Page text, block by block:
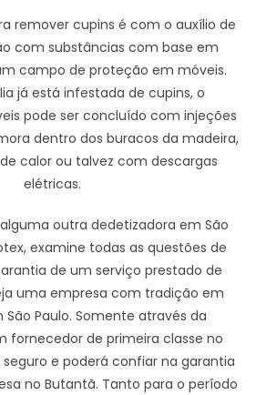
remover cupins é com o auxílio de
com substâncias com base em
campo de proteção em móveis.
já está infestada de cupins, o
pode ser concluído com injeções
dentro dos buracos da madeira,
calor ou talvez com descargas
elétricas.
outra dedetizadora em São
examine todas as questões de
de um serviço prestado de
uma empresa com tradição em
Paulo. Somente através da
fornecedor de primeira classe no
e poderá confiar na garantia
no Butantã. Tanto para o período